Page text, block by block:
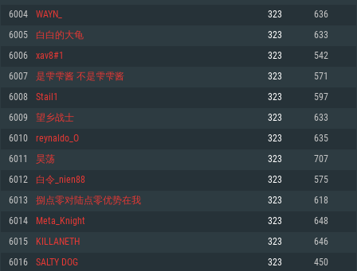
최소사양
운영체제: Windows 10 (64 bit)
프로세서: 2.2 GHz 듀얼코어 이상
메모리: 4GB
그래픽 카드: DirectX 11 이상을 지원하는 AMD Radeon 77XX / NVIDIA
GeForce GT 660. 최소 사양 해상도: 720p
네트워크: 브로드밴드 인터넷
여유 저장 공간: 22.1 GB (최소 클라이언트)
권장 사양
최소사양
운영체제: Mac OS Big Sur 11.0
프로세서: 최소 2.2 GHz의 Core i5 (Intel Xeon 은 지원하지 않습니다)
메모리: 6 GB
그래픽 카드: Metal 을 지원하는 Intel Iris Pro 5200 (Mac), 혹은 이와 비슷한 성
능을 가지는 Mac 버전의 AMD/Nvidia. 최소 해상도: 720p
네트워크: 브로드밴드 인터넷
여유 저장 공간: 22.1 GB (최소 클라이언트)
권장 사양
최소사양
운영체제: 64bit Linux 중 최신 버전
프로세서: 2.4 GHz 듀얼코어
메모리: 4 GB
그래픽 카드: Vulkan 을 지원하고, 최신 그래픽 드라이버를 지원하는 NVIDIA
660 (6개월 미만) 혹은 그와 동급의 성능을 가지며 최신 그래픽 드라이버를 지
원하는 AMD (6개월 미만; 최소사양 지원 해상도 720p)
네트워크: 브로드밴드 인터넷
여유 저장 공간: 22.1 GB (최소 클라이언트)
권장 사양
6004 WAYN_ 323 636
6005 白白的大龟 323 633
6006 xav8#1 323 542
6007 是雫雫酱 不是雫雫酱 323 571
6008 Stail1 323 597
6009 望乡战士 323 633
6010 reynaldo_O 323 635
6011 昊荡 323 707
6012 白令_nien88 323 575
6013 捌点零对陆点零优势在我 323 618
6014 Meta_Knight 323 648
6015 KILLANETH 323 646
6016 SALTY DOG 323 450